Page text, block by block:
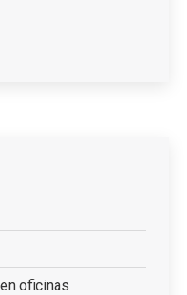
oficinas